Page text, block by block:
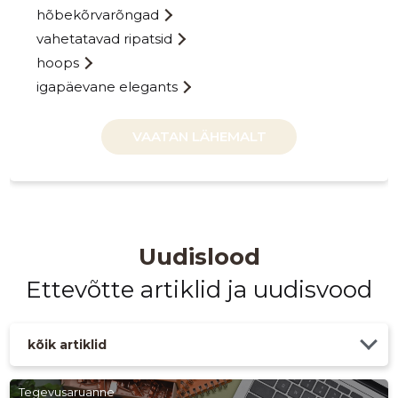
hõbekõrvarõngad
vahetatavad ripatsid
hoops
igapäevane elegants
VAATAN LÄHEMALT
Uudislood
Ettevõtte artiklid ja uudisvood
kõik artiklid
Tegevusaruanne